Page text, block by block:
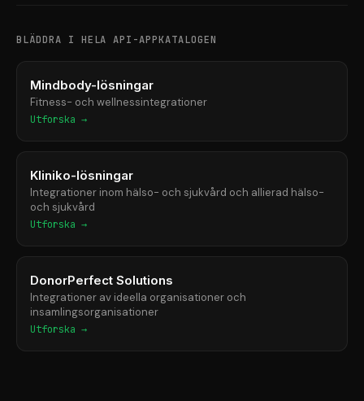
BLÄDDRA I HELA API-APPKATALOGEN
Mindbody-lösningar
Fitness- och wellnessintegrationer
Utforska →
Kliniko-lösningar
Integrationer inom hälso- och sjukvård och allierad hälso-
och sjukvård
Utforska →
DonorPerfect Solutions
Integrationer av ideella organisationer och
insamlingsorganisationer
Utforska →